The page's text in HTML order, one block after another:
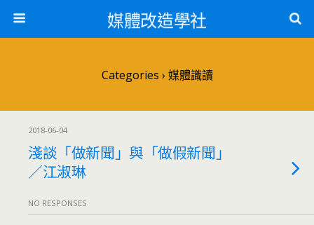
媒體改造學社
Categories › 媒體識讀
2018-06-04
淺談「做新聞」與「做假新聞」
／江淑琳
NO RESPONSES